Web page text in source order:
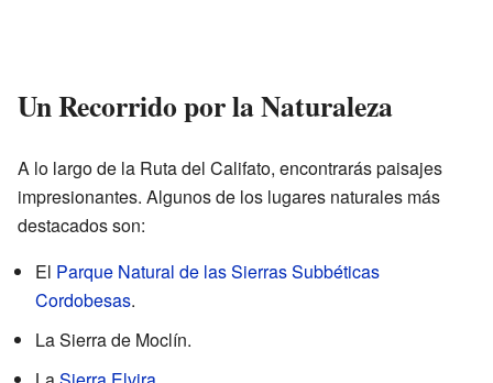
Un Recorrido por la Naturaleza
A lo largo de la Ruta del Califato, encontrarás paisajes
impresionantes. Algunos de los lugares naturales más
destacados son:
El Parque Natural de las Sierras Subbéticas
Cordobesas.
La Sierra de Moclín.